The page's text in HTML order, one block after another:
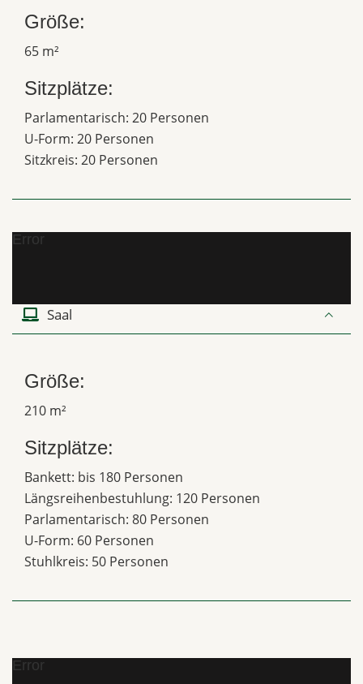
Größe:
65 m²
Sitzplätze:
Parlamentarisch: 20 Personen
U-Form: 20 Personen
Sitzkreis: 20 Personen
Error
Saal
Größe:
210 m²
Sitzplätze:
Bankett: bis 180 Personen
Längsreihenbestuhlung: 120 Personen
Parlamentarisch: 80 Personen
U-Form: 60 Personen
Stuhlkreis: 50 Personen
Error